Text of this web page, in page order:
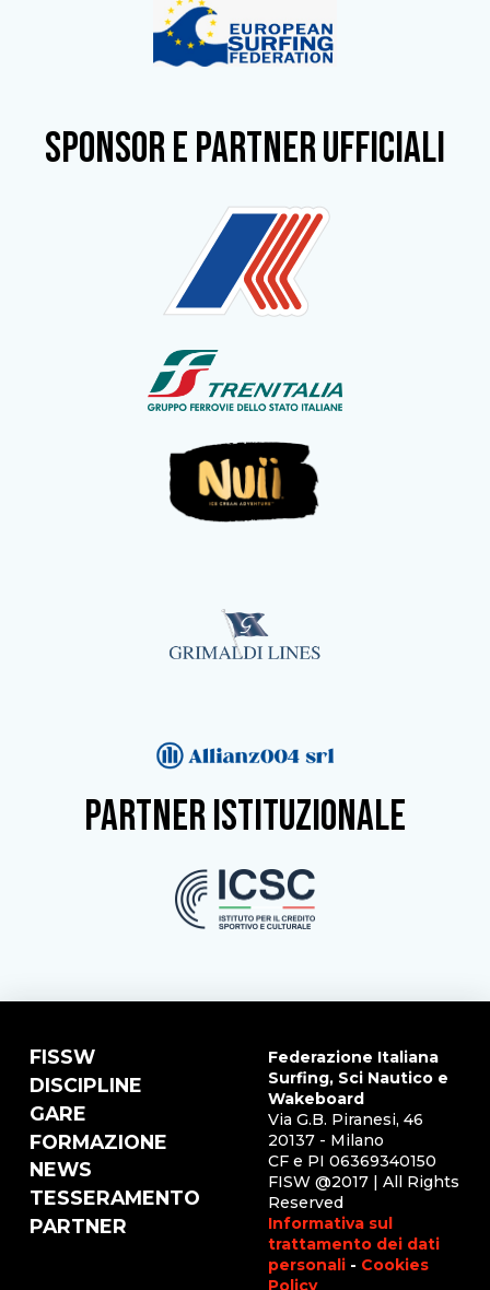
SPONSOR e partner ufficiali
partner istituzionale
FISSW
DISCIPLINE
GARE
FORMAZIONE
NEWS
TESSERAMENTO
PARTNER
Federazione Italiana
Surfing, Sci Nautico e
Wakeboard
Via G.B. Piranesi, 46
20137 - Milano
CF e PI 06369340150
FISW @2017 | All Rights
Reserved
Informativa sul
trattamento dei dati
personali - Cookies